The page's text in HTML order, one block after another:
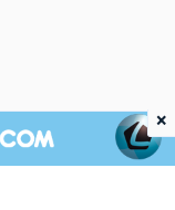
×